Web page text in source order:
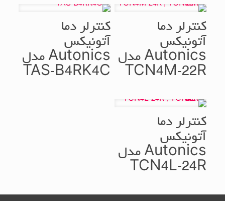
کنترلر دما
آتونیکس
Autonics مدل
TCN4M-22R
کنترلر دما
آتونیکس
Autonics مدل
TAS-B4RK4C
کنترلر دما
آتونیکس
Autonics مدل
TCN4L-24R